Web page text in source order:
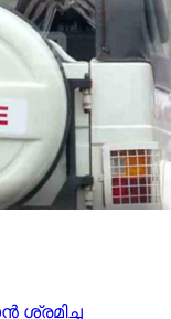
ശ്രമിച്ച